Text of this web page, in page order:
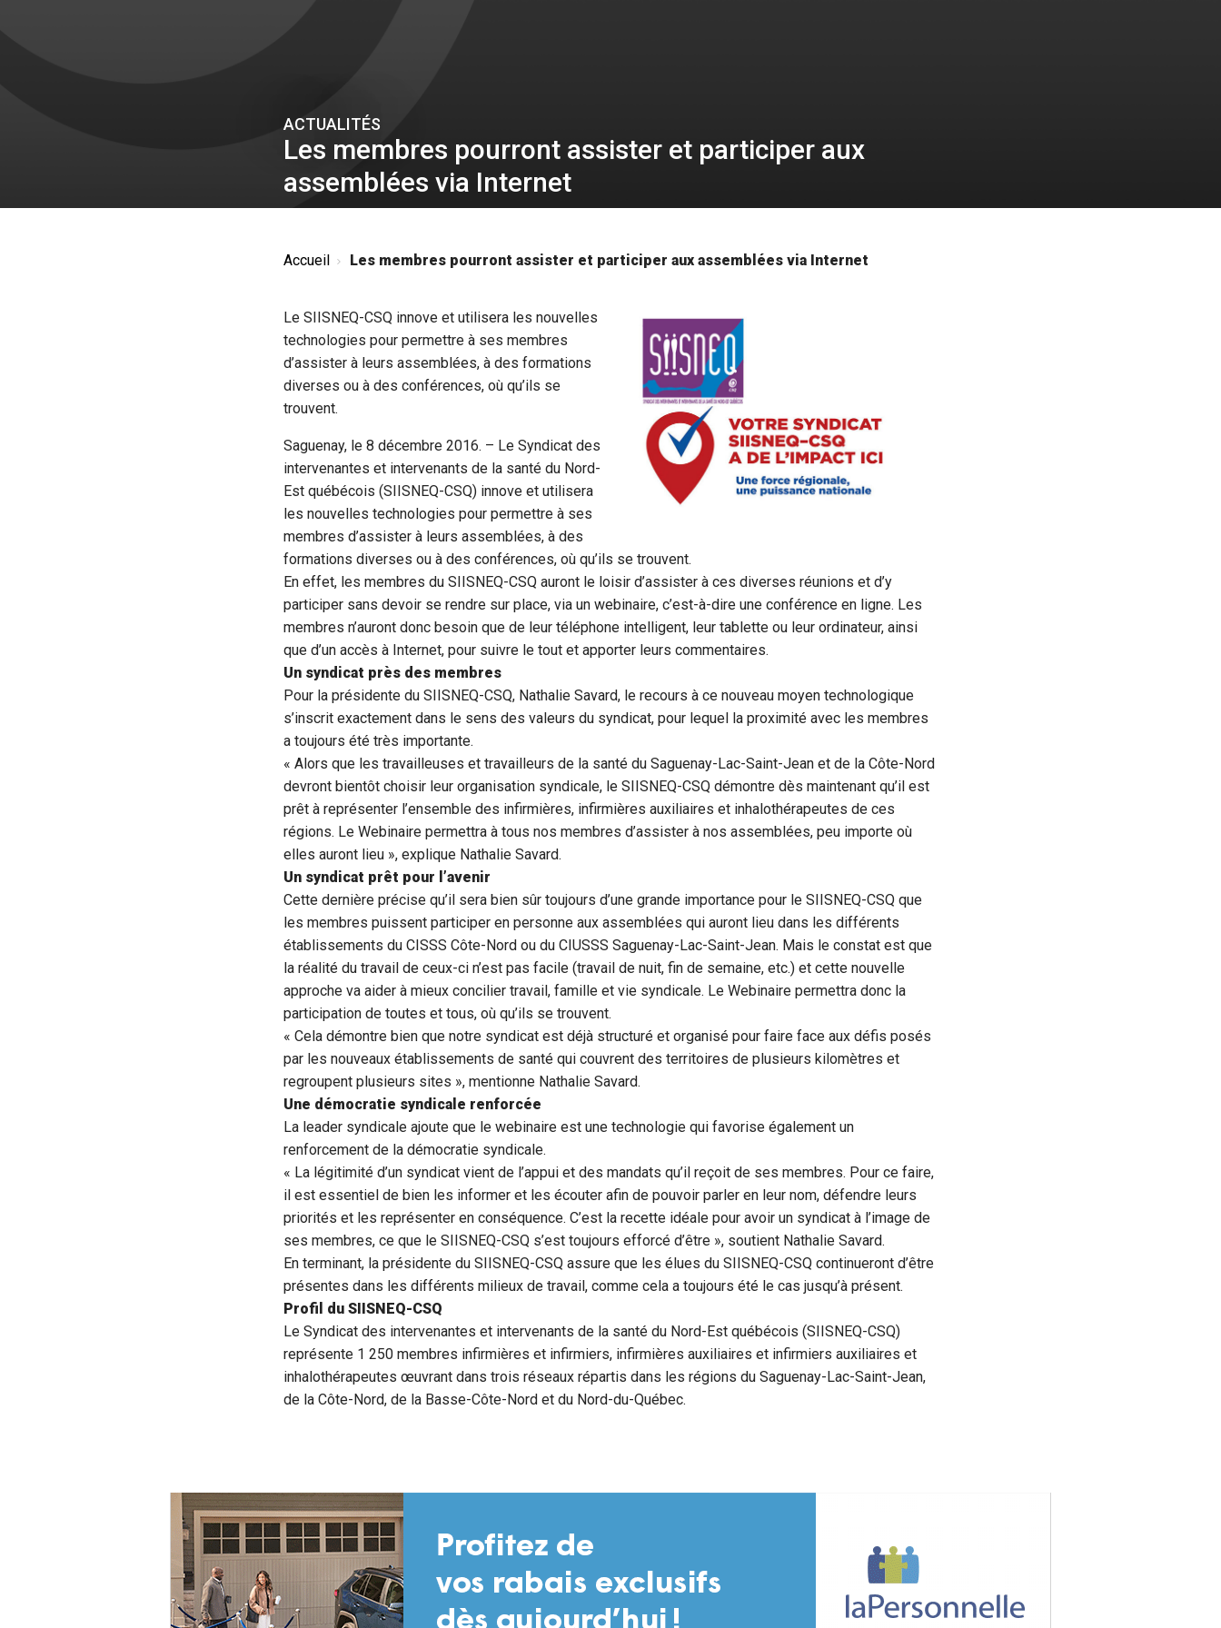
ACTUALITÉS
Les membres pourront assister et participer aux
assemblées via Internet
Accueil Les membres pourront assister et participer aux assemblées via Internet
Le SIISNEQ-CSQ innove et utilisera les nouvelles
technologies pour permettre à ses membres
d’assister à leurs assemblées, à des formations
diverses ou à des conférences, où qu’ils se
trouvent.
Saguenay, le 8 décembre 2016. – Le Syndicat des
intervenantes et intervenants de la santé du Nord-
Est québécois (SIISNEQ-CSQ) innove et utilisera
les nouvelles technologies pour permettre à ses
membres d’assister à leurs assemblées, à des
formations diverses ou à des conférences, où qu’ils se trouvent.
En effet, les membres du SIISNEQ-CSQ auront le loisir d’assister à ces diverses réunions et d’y
participer sans devoir se rendre sur place, via un webinaire, c’est-à-dire une conférence en ligne. Les
membres n’auront donc besoin que de leur téléphone intelligent, leur tablette ou leur ordinateur, ainsi
que d’un accès à Internet, pour suivre le tout et apporter leurs commentaires.
Un syndicat près des membres
Pour la présidente du SIISNEQ-CSQ, Nathalie Savard, le recours à ce nouveau moyen technologique
s’inscrit exactement dans le sens des valeurs du syndicat, pour lequel la proximité avec les membres
a toujours été très importante.
« Alors que les travailleuses et travailleurs de la santé du Saguenay-Lac-Saint-Jean et de la Côte-Nord
devront bientôt choisir leur organisation syndicale, le SIISNEQ-CSQ démontre dès maintenant qu’il est
prêt à représenter l’ensemble des infirmières, infirmières auxiliaires et inhalothérapeutes de ces
régions. Le Webinaire permettra à tous nos membres d’assister à nos assemblées, peu importe où
elles auront lieu », explique Nathalie Savard.
Un syndicat prêt pour l’avenir
Cette dernière précise qu’il sera bien sûr toujours d’une grande importance pour le SIISNEQ-CSQ que
les membres puissent participer en personne aux assemblées qui auront lieu dans les différents
établissements du CISSS Côte-Nord ou du CIUSSS Saguenay-Lac-Saint-Jean. Mais le constat est que
la réalité du travail de ceux-ci n’est pas facile (travail de nuit, fin de semaine, etc.) et cette nouvelle
approche va aider à mieux concilier travail, famille et vie syndicale. Le Webinaire permettra donc la
participation de toutes et tous, où qu’ils se trouvent.
« Cela démontre bien que notre syndicat est déjà structuré et organisé pour faire face aux défis posés
par les nouveaux établissements de santé qui couvrent des territoires de plusieurs kilomètres et
regroupent plusieurs sites », mentionne Nathalie Savard.
Une démocratie syndicale renforcée
La leader syndicale ajoute que le webinaire est une technologie qui favorise également un
renforcement de la démocratie syndicale.
« La légitimité d’un syndicat vient de l’appui et des mandats qu’il reçoit de ses membres. Pour ce faire,
il est essentiel de bien les informer et les écouter afin de pouvoir parler en leur nom, défendre leurs
priorités et les représenter en conséquence. C’est la recette idéale pour avoir un syndicat à l’image de
ses membres, ce que le SIISNEQ-CSQ s’est toujours efforcé d’être », soutient Nathalie Savard.
En terminant, la présidente du SIISNEQ-CSQ assure que les élues du SIISNEQ-CSQ continueront d’être
présentes dans les différents milieux de travail, comme cela a toujours été le cas jusqu’à présent.
Profil du SIISNEQ-CSQ
Le Syndicat des intervenantes et intervenants de la santé du Nord-Est québécois (SIISNEQ-CSQ)
représente 1 250 membres infirmières et infirmiers, infirmières auxiliaires et infirmiers auxiliaires et
inhalothérapeutes œuvrant dans trois réseaux répartis dans les régions du Saguenay-Lac-Saint-Jean,
de la Côte-Nord, de la Basse-Côte-Nord et du Nord-du-Québec.